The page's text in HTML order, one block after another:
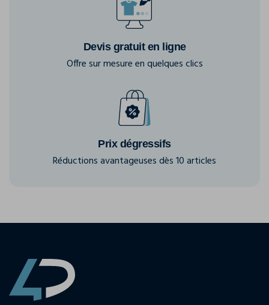
Devis gratuit en ligne
Offre sur mesure en quelques clics
Prix dégressifs
Réductions avantageuses dès 10 articles